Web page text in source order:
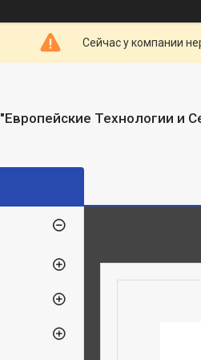
Сейчас у компании
"Европейские Технологии и